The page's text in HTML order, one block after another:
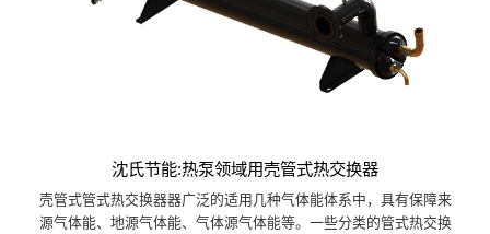
沈氏节能:热泵领域用壳管式热交换器
壳管式管式热交换器器广泛的适用几种气体能体系中，具有保障来
源气体能、地源气体能、气体源气体能等。一些分类的管式热交换